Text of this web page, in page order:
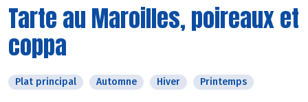
Tarte au Maroilles, poireaux et
coppa
Plat principal Automne Hiver Printemps